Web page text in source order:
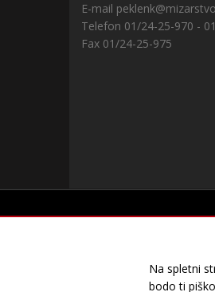
E-mail
Telefon 01/24-25-970 -
Fax 01/24-25-975
Na spletni straniNa spletni
bodo ti